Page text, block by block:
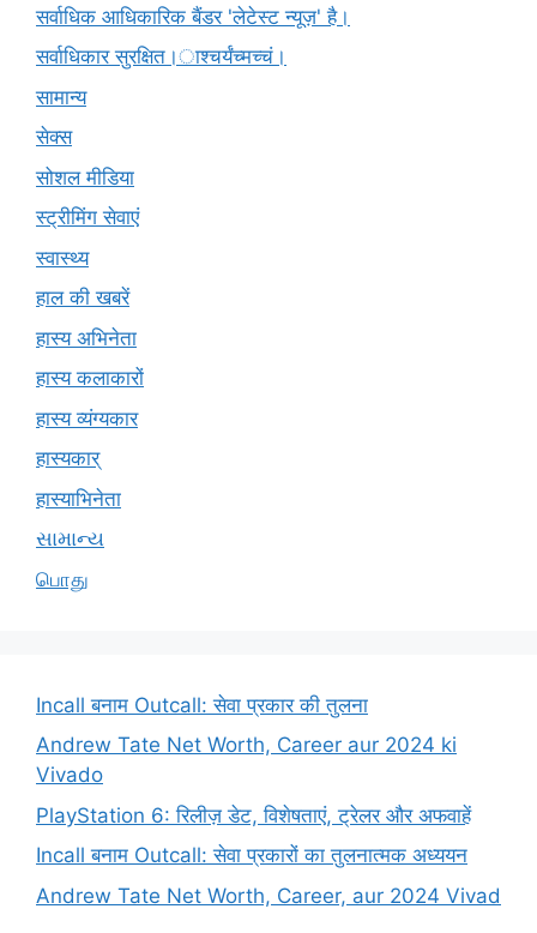
सर्वाधिक आधिकारिक बैंडर 'लेटेस्ट न्यूज़' है।
सर्वाधिकार सुरक्षित।ाश्चर्यंच्मच्चं।
सामान्य
सेक्स
सोशल मीडिया
स्ट्रीमिंग सेवाएं
स्वास्थ्य
हाल की खबरें
हास्य अभिनेता
हास्य कलाकारों
हास्य व्यंग्यकार
हास्यकार्
हास्याभिनेता
સામાન્ય
பொது
Incall बनाम Outcall: सेवा प्रकार की तुलना
Andrew Tate Net Worth, Career aur 2024 ki
Vivado
PlayStation 6: रिलीज़ डेट, विशेषताएं, ट्रेलर और अफवाहें
Incall बनाम Outcall: सेवा प्रकारों का तुलनात्मक अध्ययन
Andrew Tate Net Worth, Career, aur 2024 Vivad